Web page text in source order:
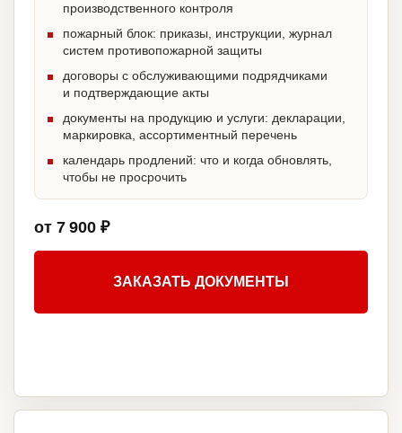
производственного контроля
пожарный блок: приказы, инструкции, журнал
систем противопожарной защиты
договоры с обслуживающими подрядчиками
и подтверждающие акты
документы на продукцию и услуги: декларации,
маркировка, ассортиментный перечень
календарь продлений: что и когда обновлять,
чтобы не просрочить
от 7 900 ₽
ЗАКАЗАТЬ ДОКУМЕНТЫ